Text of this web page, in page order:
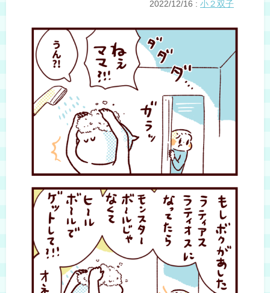
2022/12/16 : 小２双子